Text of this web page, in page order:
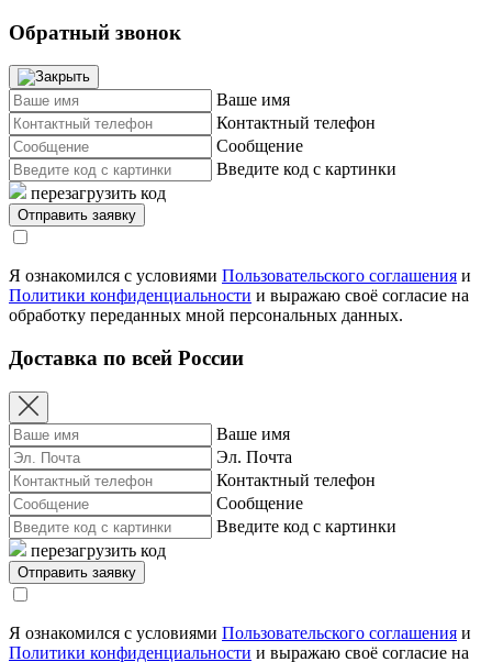
Обратный звонок
Ваше имя
Контактный телефон
Сообщение
Введите код с картинки
перезагрузить код
Я ознакомился с условиями Пользовательского соглашения и
Политики конфиденциальности и выражаю своё согласие на
обработку переданных мной персональных данных.
Доставка по всей России
Ваше имя
Эл. Почта
Контактный телефон
Сообщение
Введите код с картинки
перезагрузить код
Я ознакомился с условиями Пользовательского соглашения и
Политики конфиденциальности и выражаю своё согласие на